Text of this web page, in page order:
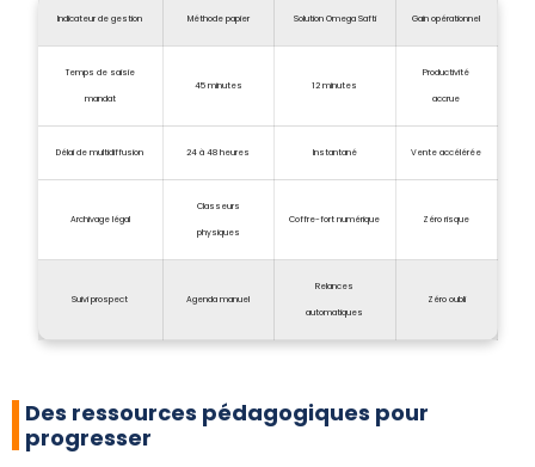
Indicateur de gestion Méthode papier Solution Omega Safti Gain opérationnel
Temps de saisie
mandat
45 minutes 12 minutes
Productivité
accrue
Délai de multidiffusion 24 à 48 heures Instantané Vente accélérée
Archivage légal
Classeurs
physiques
Coffre-fort numérique Zéro risque
Suivi prospect Agenda manuel
Relances
automatiques
Zéro oubli
Des ressources pédagogiques pour
progresser